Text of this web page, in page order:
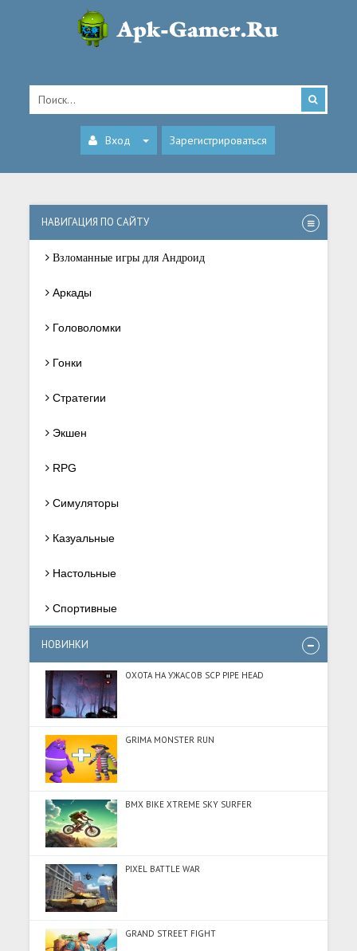
Вход Зарегистрироваться
НАВИГАЦИЯ ПО САЙТУ
Взломанные игры для Андроид
Аркады
Головоломки
Гонки
Стратегии
Экшен
RPG
Симуляторы
Казуальные
Настольные
Спортивные
НОВИНКИ
ОХОТА НА УЖАСОВ SCP PIPE HEAD
GRIMA MONSTER RUN
BMX BIKE XTREME SKY SURFER
PIXEL BATTLE WAR
GRAND STREET FIGHT